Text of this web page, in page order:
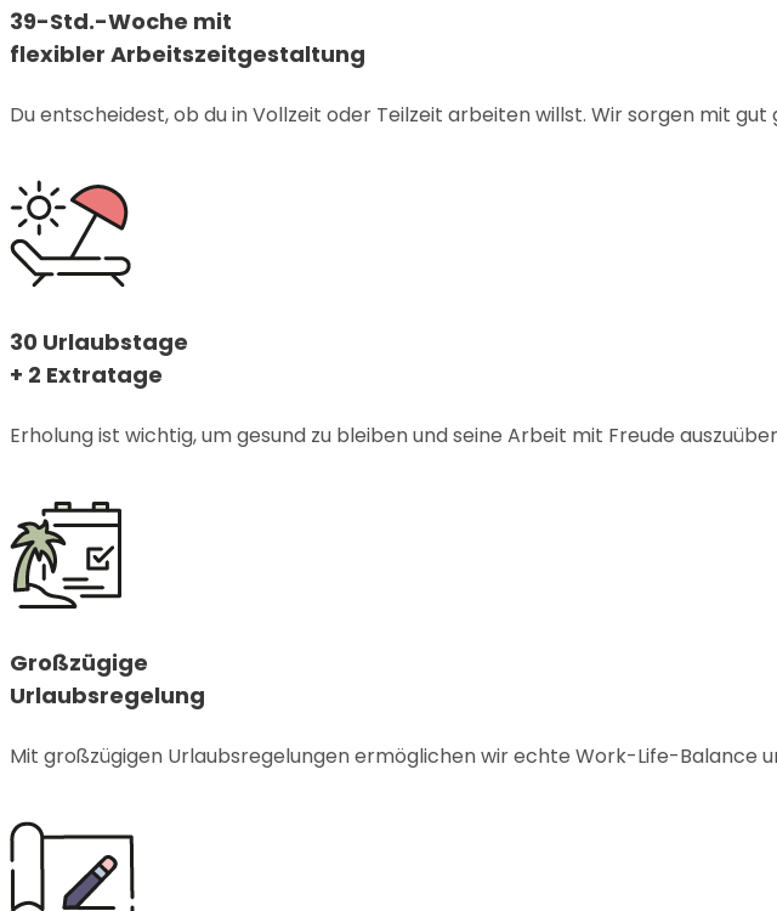
39-Std.-Woche mit
flexibler Arbeitszeitgestaltung
Du entscheidest, ob du in Vollzeit oder Teilzeit arbeiten willst. Wir sorgen mit
30 Urlaubstage
+ 2 Extratage
Erholung ist wichtig, um gesund zu bleiben und seine Arbeit mit Freude
Großzügige
Urlaubsregelung
Mit großzügigen Urlaubsregelungen ermöglichen wir echte Work-Life-Balance